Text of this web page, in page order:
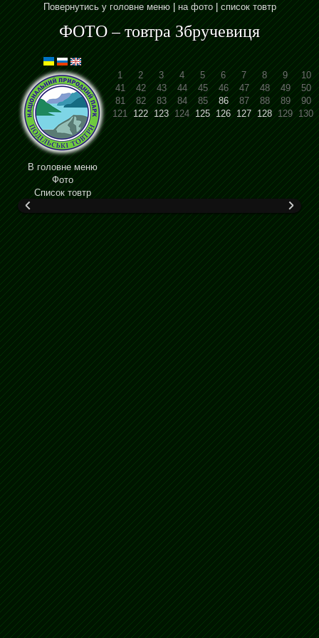
Повернутись у головне меню|на фото|список товтр
ФОТО – товтра Збручевиця
В головне меню
Фото
Cписок товтр
1 2 3 4 5 6 7 8 9
10
41 42 43 44 45 46 47 48 49 50
81 82 83 84 85 86 87 88 89 90
121 122 123 124 125 126 127 128 129130